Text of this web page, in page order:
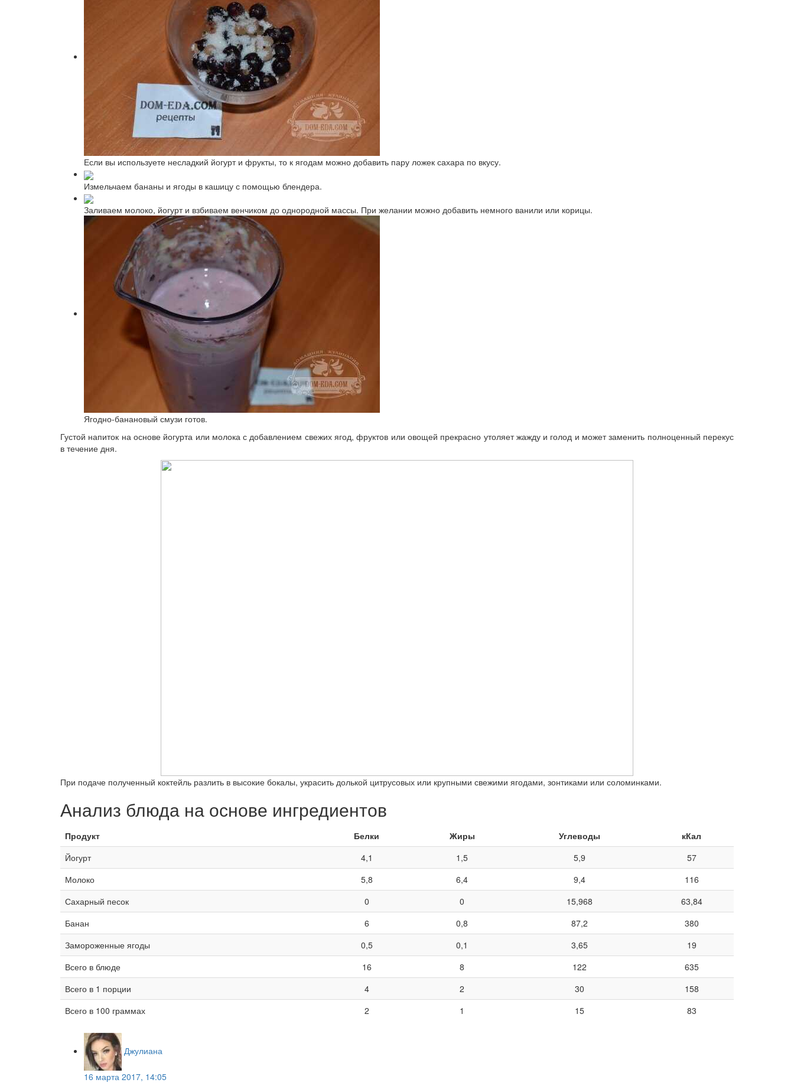
Если вы используете несладкий йогурт и фрукты, то к ягодам можно добавить пару ложек сахара по вкусу.
Измельчаем бананы и ягоды в кашицу с помощью блендера.
Заливаем молоко, йогурт и взбиваем венчиком до однородной массы. При желании можно добавить немного ванили или корицы.
Ягодно-банановый смузи готов.
Густой напиток на основе йогурта или молока с добавлением свежих ягод, фруктов или овощей прекрасно утоляет жажду и голод и может заменить полноценный перекус
в течение дня.
При подаче полученный коктейль разлить в высокие бокалы, украсить долькой цитрусовых или крупными свежими ягодами, зонтиками или соломинками.
Анализ блюда на основе ингредиентов
Продукт Белки Жиры Углеводы
кКал
Йогурт
4,1 1,5 5,9
57
Молоко
5,8 6,4 9,4
116
Сахарный песок
0 0 15,968
63,84
Банан
6 0,8 87,2
380
Замороженные ягоды
0,5 0,1 3,65
19
Всего в блюде
16 8 122
635
Всего в 1 порции
4 2 30
158
Всего в 100 граммах
2 1 15 83
Джулиана
16 марта 2017, 14:05